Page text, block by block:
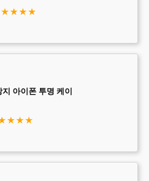
아이폰 투명 케이